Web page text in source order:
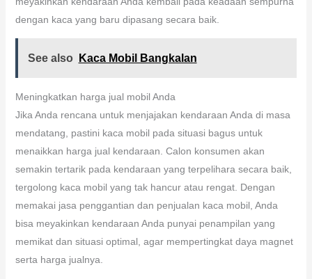
dengan kaca yang baru dipasang secara baik.
See also Kaca Mobil Bangkalan
Meningkatkan harga jual mobil Anda
Jika Anda rencana untuk menjajakan kendaraan Anda di masa
mendatang, pastini kaca mobil pada situasi bagus untuk
menaikkan harga jual kendaraan. Calon konsumen akan
semakin tertarik pada kendaraan yang terpelihara secara baik,
tergolong kaca mobil yang tak hancur atau rengat. Dengan
memakai jasa penggantian dan penjualan kaca mobil, Anda
bisa meyakinkan kendaraan Anda punyai penampilan yang
memikat dan situasi optimal, agar mempertingkat daya magnet
serta harga jualnya.